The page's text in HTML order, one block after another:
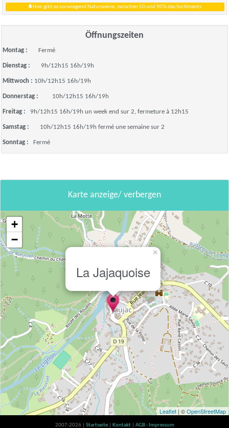
Hier gibt es vorwiegend Naturweine, zwischen 50 und 90% des Sortiments
Öffnungszeiten
Montag : Fermé
Dienstag : 9h/12h15 16h/19h
Mittwoch : 10h/12h15 16h/19h
Donnerstag : 10h/12h15 16h/19h
Freitag : 9h/12h15 16h/19h un week end sur 2, fermeture à 12h15
Samstag : 10h/12h15 16h/19h fermé une semaine sur 2
Sonntag : Fermé
Karte anzeige/ verbergen
La Jajaquoise
×
+
−
Leaflet | ©OpenStreetMap
2007-2026 | Startseite Kontakt AGB - Impressum